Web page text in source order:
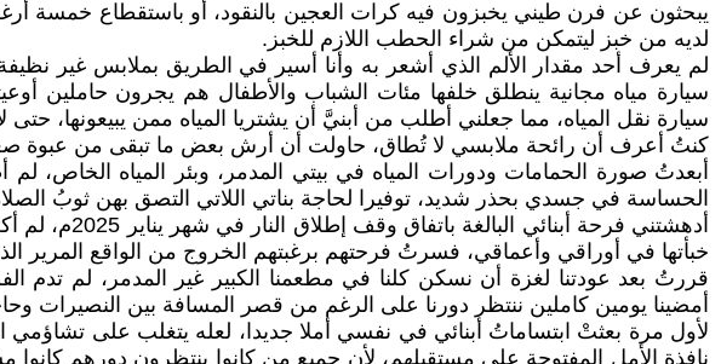
يبحثون عن فرن طيني يخبزون فيه كرات العجين بالنقود، أو باستقطاع خمسة
لديه من خبز ليتمكن من شراء الحطب اللازم للخبز.
لم يعرف أحد مقدار الألم الذي أشعر به وأنا أسير في الطريق بملابس غير
سيارة مياه مجانية ينطلق خلفها مئات الشباب والأطفال هم يجرون حاملين
سيارة نقل المياه، مما جعلني أطلب من أبنيَّ أن يشتريا المياه ممن يبيعونها،
كنتُ أعرف أن رائحة ملابسي لا تُطاق، حاولت أن أرش بعض ما تبقى من عبوة
أبعدتُ صورة الحمامات ودورات المياه في بيتي المدمر، وبئر المياه الخاص،
الحساسة في جسدي بحذر شديد، توفيرا لحاجة بناتي اللاتي التصق بهن ثوبُ
أدهشتني
خبأتها في أوراقي وأعماقي، فسرتُ فرحتهم برغبتهم الخروج من الواقع المرير
قررتُ بعد عودتنا لغزة أن نسكن كلنا في مطعمنا الكبير غير المدمر، لم
أمضينا يومين كاملين ننتظر دورنا على الرغم من قصر المسافة بين النصيرات
لأول مرة بعثتْ ابتساماتُ أبنائي في نفسي أملا جديدا، لعله يتغلب على
نافذة الأمل المفتوحة على مستقبلهم، لأن جميع من كانوا ينتظرون دورهم